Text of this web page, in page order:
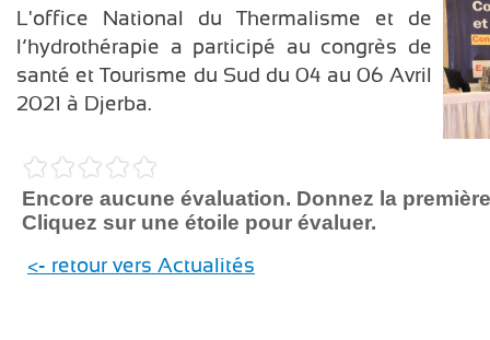
L'office National du Thermalisme et de
l’hydrothérapie a participé au congrès de
santé et Tourisme du Sud du 04 au 06 Avril
2021 à Djerba.
Encore aucune évaluation. Donnez la
Cliquez sur une étoile pour évaluer.
<- retour vers Actualités